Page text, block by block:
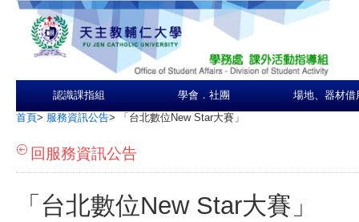
認識課指組 學會．社團 場地、器材借
首頁> 服務資訊公告> 「台北數位New Star大賽」
回服務資訊公告
「台北數位New Star大賽」